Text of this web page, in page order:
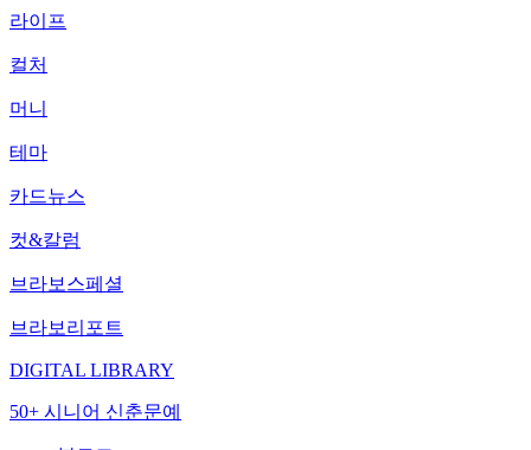
라이프
컬처
머니
테마
카드뉴스
컷&칼럼
브라보스페셜
브라보리포트
DIGITAL LIBRARY
50+ 시니어 신춘문예